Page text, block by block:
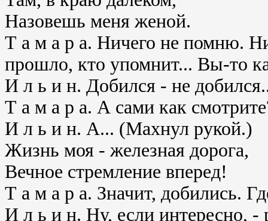
Назовешь меня женой.
Т а м а р а. Ничего не помню.
прошло, кто упомнит... Вы-то
И л ь и н. Добился - не
Т а м а р а. А сами как
И л ь и н. А... (Махнул рукой.)
Жизнь моя - железная дорога,
Вечное стремление вперед!
Т а м а р а. Значит, добились.
И л ь и н. Ну, если интересно, -